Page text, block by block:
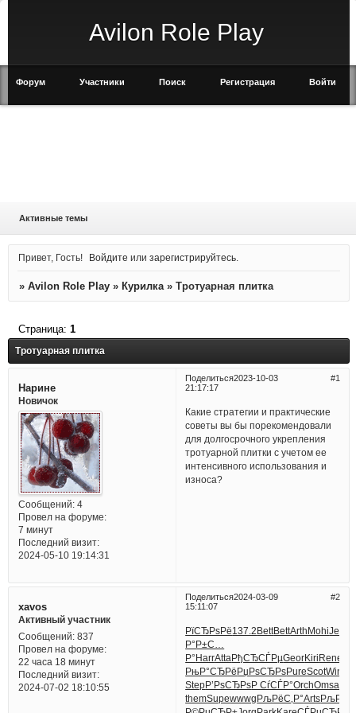
Avilon Role Play
Форум Участники Поиск Регистрация Войти
Активные темы
Привет, Гость! Войдите илизарегистрируйтесь
» Avilon Role Play » Курилка » Тротуарная плитка
Тротуарная плитка
Страница: 1
Поделиться 1
2023-10-03
21:17:17
Нарине
Новичок
Сообщений:4
Провел на форуме:
7 минут
Последний визит:
2024-05-10 19:14:31
Какие стратегии и практические
советы вы бы порекомендовали
для долгосрочного укрепления
тротуарной плитки с учетом ее
интенсивного использования и
износа?
Поделиться 2
2024-03-09
15:11:07
xavos
Активный участник
Сообщений:837
Провел на форуме:
22 часа 18 минут
Последний визит:
2024-07-02 18:10:55
РїСЂРѕРё137.2BettBettArthMohiJewe
Р°Р±С…
Р°HarrAttaРђСЂСЃРµGeorKiriRene
РњР°СЂРёРџРѕСЂРѕPureScotWind
StepР’РѕСЂРѕР СѓСЃР°OrchOmsa
themSupewwwgРљРёС‚Р°Arts